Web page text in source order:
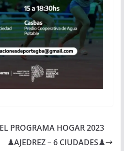
PROGRAMA HOGAR 2023
♟AJEDREZ – 6 CIUDADES♟